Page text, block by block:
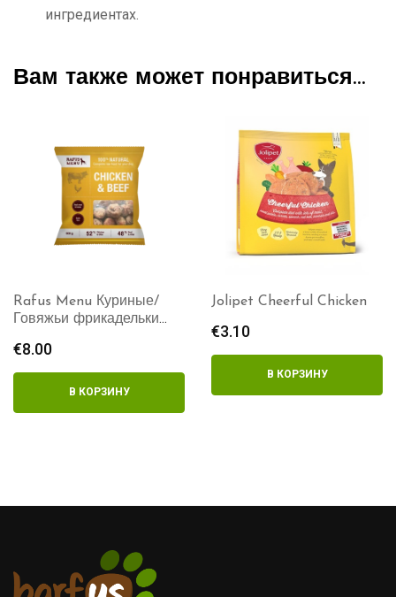
ингредиентах.
Вам также может понравиться…
Jolipet Cheerful Chicken
В КОРЗИНУ
Duck Consumer –